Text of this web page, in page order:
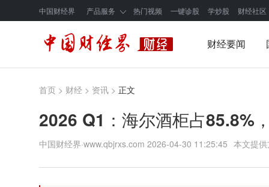
中国财经界 产品服务 热门视频 一键诊股 学炒股 财经社区
财经要闻
首页 > 财经 > 资讯 > 正文
2026 Q1：海尔酒柜占85.8%
中国财经界·www.qbjrxs.com 2026-04-30 11:25:45 本文提